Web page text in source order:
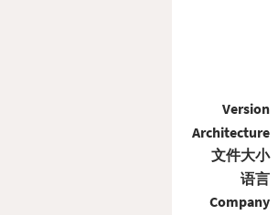
Version
Architecture
文件大小
语言
Company